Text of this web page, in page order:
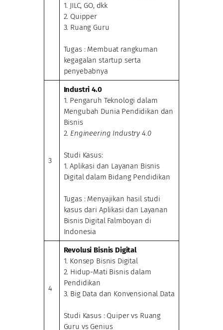
1. JILC, GO, dkk
2. Quipper
3. Ruang Guru
Tugas : Membuat rangkuman
kegagalan startup serta
penyebabnya
3
Industri 4.0
1. Pengaruh Teknologi dalam
Mengubah Dunia Pendidikan dan
Bisnis
2. Engineering Industry 4.0
Studi Kasus:
1. Aplikasi dan Layanan Bisnis
Digital dalam Bidang Pendidikan
Tugas : Menyajikan hasil studi
kasus dari Aplikasi dan Layanan
Bisnis Digital Falmboyan di
Indonesia
4
Revolusi Bisnis Digital
1. Konsep Bisnis Digital
2. Hidup-Mati Bisnis dalam
Pendidikan
3. Big Data dan Konvensional Data
Studi Kasus : Quiper vs Ruang
Guru vs Genius